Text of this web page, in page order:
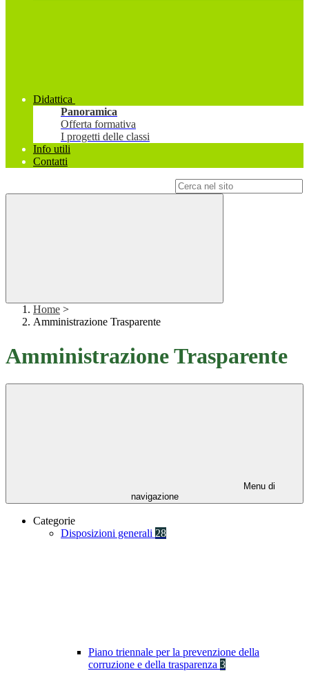
Didattica
Panoramica
Offerta formativa
I progetti delle classi
Info utili
Contatti
Home >
Amministrazione Trasparente
Amministrazione Trasparente
Menu di
navigazione
Categorie
Disposizioni generali 28
Piano triennale per la prevenzione della
corruzione e della trasparenza 3